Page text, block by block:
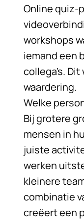
Online quiz-
workshops
iemand een
collega’s.
waardering.
Welke
Bij grotere
mensen in
juiste
werken
kleinere
combinatie
creëert een